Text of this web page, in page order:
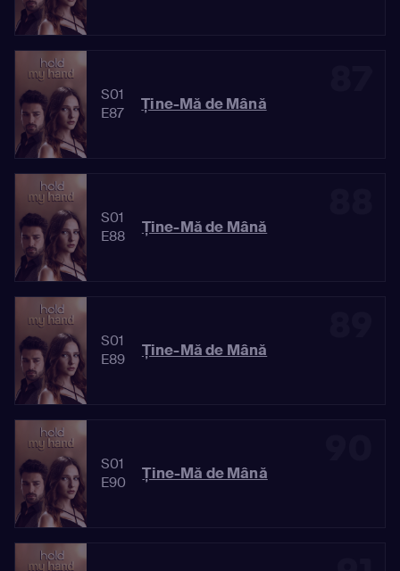
S01
E87
Ține-Mă de Mână
S01
E88
Ține-Mă de Mână
S01
E89
Ține-Mă de Mână
S01
E90
Ține-Mă de Mână